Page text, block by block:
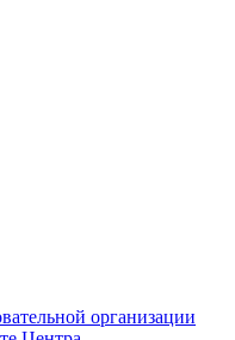
организации